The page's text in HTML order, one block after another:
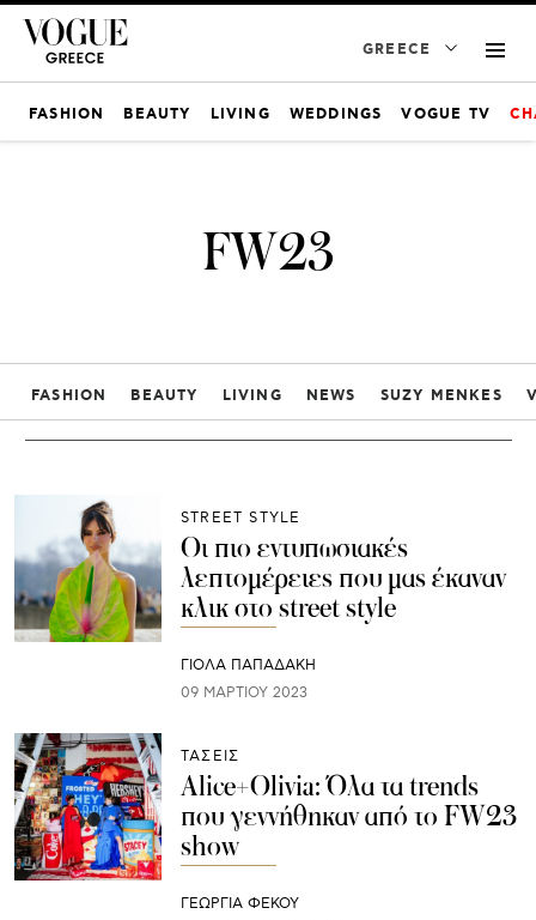
GREECE
FASHION BEAUTY LIVING WEDDINGS VOGUE TV
FW23
FASHION BEAUTY LIVING NEWS SUZY MENKES
STREET STYLE
Οι πιο εντυπωσιακές
λεπτομέρειες που μας έκαναν
κλικ στο street style
ΓΙΌΛΑ ΠΑΠΑΔΆΚΗ
09 ΜΑΡΤΊΟΥ 2023
ΤΑΣΕΙΣ
Alice+Olivia: Όλα τα trends
που γεννήθηκαν από το FW23
show
ΓΕΩΡΓΙΑ ΦΕΚΟΥ